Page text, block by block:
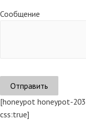
Сообщение
[honeypot honeypot-
css:true]